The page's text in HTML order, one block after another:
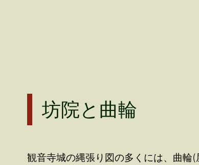
坊院と曲輪
観音寺城の縄張り図の多くには、曲輪